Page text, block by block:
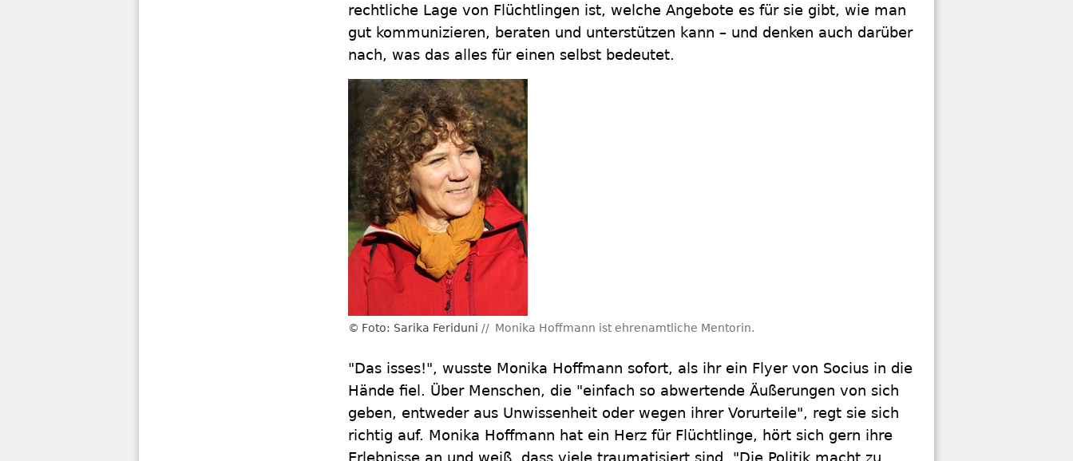
rechtliche Lage von Flüchtlingen ist, welche Angebote es für sie gibt, wie man
gut kommunizieren, beraten und unterstützen kann – und denken auch darüber
nach, was das alles für einen selbst bedeutet.
Foto: Sarika Feriduni Monika Hoffmann ist ehrenamtliche Mentorin.
"Das isses!", wusste Monika Hoffmann sofort, als ihr ein Flyer von Socius in die
Hände fiel. Über Menschen, die "einfach so abwertende Äußerungen von sich
geben, entweder aus Unwissenheit oder wegen ihrer Vorurteile", regt sie sich
richtig auf. Monika Hoffmann hat ein Herz für Flüchtlinge, hört sich gern ihre
Erlebnisse an und weiß, dass viele traumatisiert sind. "Die Politik macht zu